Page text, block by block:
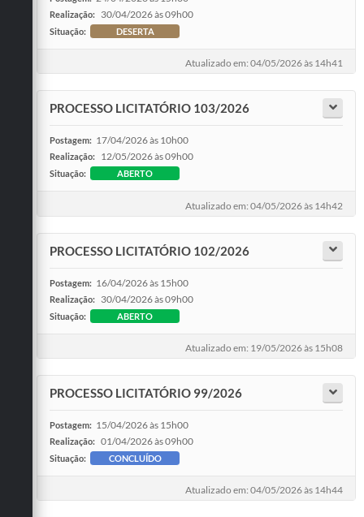
Realização: 30/04/2026 às 09h00
Situação: DESERTA
Atualizado em: 04/05/2026 às 14h41
PROCESSO LICITATÓRIO 103/2026
Postagem: 17/04/2026 às 10h00
Realização: 12/05/2026 às 09h00
Situação: ABERTO
Atualizado em: 04/05/2026 às 14h42
PROCESSO LICITATÓRIO 102/2026
Postagem: 16/04/2026 às 15h00
Realização: 30/04/2026 às 09h00
Situação: ABERTO
Atualizado em: 19/05/2026 às 15h08
PROCESSO LICITATÓRIO 99/2026
Postagem: 15/04/2026 às 15h00
Realização: 01/04/2026 às 09h00
Situação: CONCLUÍDO
Atualizado em: 04/05/2026 às 14h44